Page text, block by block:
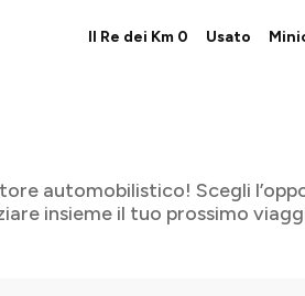
Il Re dei Km 0 Usato
automobilistico! Scegli
insieme il tuo prossimo